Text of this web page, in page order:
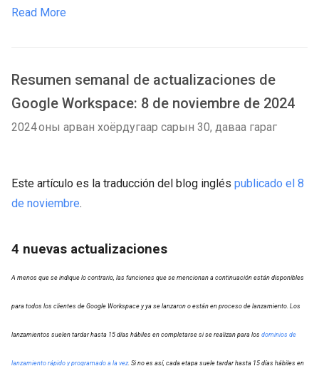
Read More
Resumen semanal de actualizaciones de
Google Workspace: 8 de noviembre de 2024
2024 оны арван хоёрдугаар сарын 30, даваа гараг
Este artículo es la traducción del blog inglés publicado el 8
de noviembre.
4 nuevas actualizaciones
A menos que se indique lo contrario, las funciones que se mencionan a continuación están disponibles
para todos los clientes de Google Workspace y ya se lanzaron o están en proceso de lanzamiento. Los
lanzamientos suelen tardar hasta 15 días hábiles en completarse si se realizan para los dominios de
lanzamiento rápido y programado a la vez. Si no es así, cada etapa suele tardar hasta 15 días hábiles en